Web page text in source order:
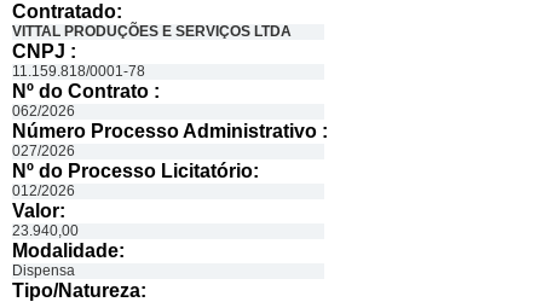
Contratado:
VITTAL PRODUÇÕES E SERVIÇOS LTDA
CNPJ :
11.159.818/0001-78
Nº do Contrato :
062/2026
Número Processo Administrativo :
027/2026
Nº do Processo Licitatório:
012/2026
Valor:
23.940,00
Modalidade:
Dispensa
Tipo/Natureza: